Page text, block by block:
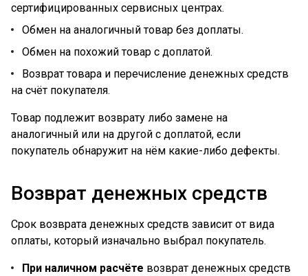
сертифицированных сервисных центрах.
Обмен на аналогичный товар без доплаты.
Обмен на похожий товар с доплатой.
Возврат товара и перечисление денежных средств
на счёт покупателя.
Товар подлежит возврату либо замене на
аналогичный или на другой с доплатой, если
покупатель обнаружит на нём какие-либо дефекты.
Возврат денежных средств
Срок возврата денежных средств зависит от вида
оплаты, который изначально выбрал покупатель.
При наличном расчёте возврат денежных средств